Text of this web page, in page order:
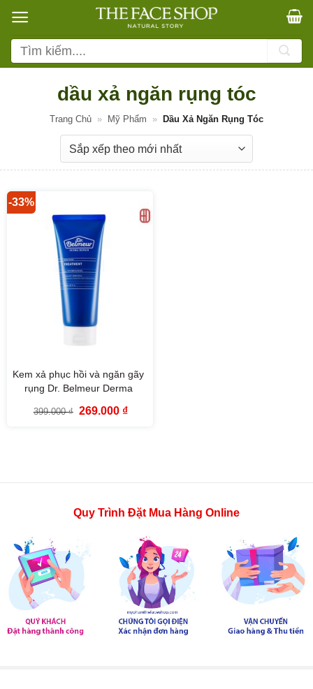
qua
nội
dung
Tìm
kiếm:
dầu xả ngăn rụng tóc
Trang Chủ » Mỹ Phẩm » Dầu Xả Ngăn Rụng Tóc
-33%
Kem xả phục hồi và ngăn gãy
rụng Dr. Belmeur Derma
Shop (200ml)
399.000₫ Giá
269.000 ₫Giá
Quy Trình Đặt Mua Hàng Online